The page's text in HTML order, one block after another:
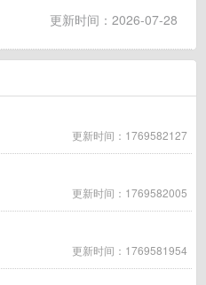
更新时间：2026-07-28
更新时间：1769582127
更新时间：1769582005
更新时间：1769581954